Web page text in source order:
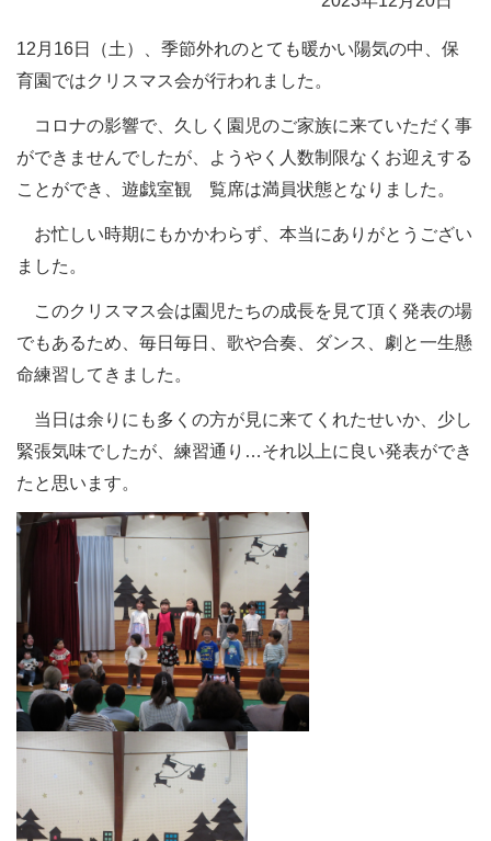
12 月16日（土）、季節外れのとても暖かい陽気の中、保
育園ではクリスマス会が行われました。
コロナの影響で、久しく園児のご家族に来ていただく事
ができませんでしたが、ようやく人数制限なくお迎えする
ことができ、遊戯室観 覧席は満員状態となりました。
お忙しい時期にもかかわらず、本当にありがとうござい
ました。
このクリスマス会は園児たちの成長を見て頂く発表の場
でもあるため、毎日毎日、歌や合奏、ダンス、劇と一生懸
命練習してきました。
当日は余りにも多くの方が見に来てくれたせいか、少し
緊張気味でしたが、練習通り…それ以上に良い発表ができ
たと思います。